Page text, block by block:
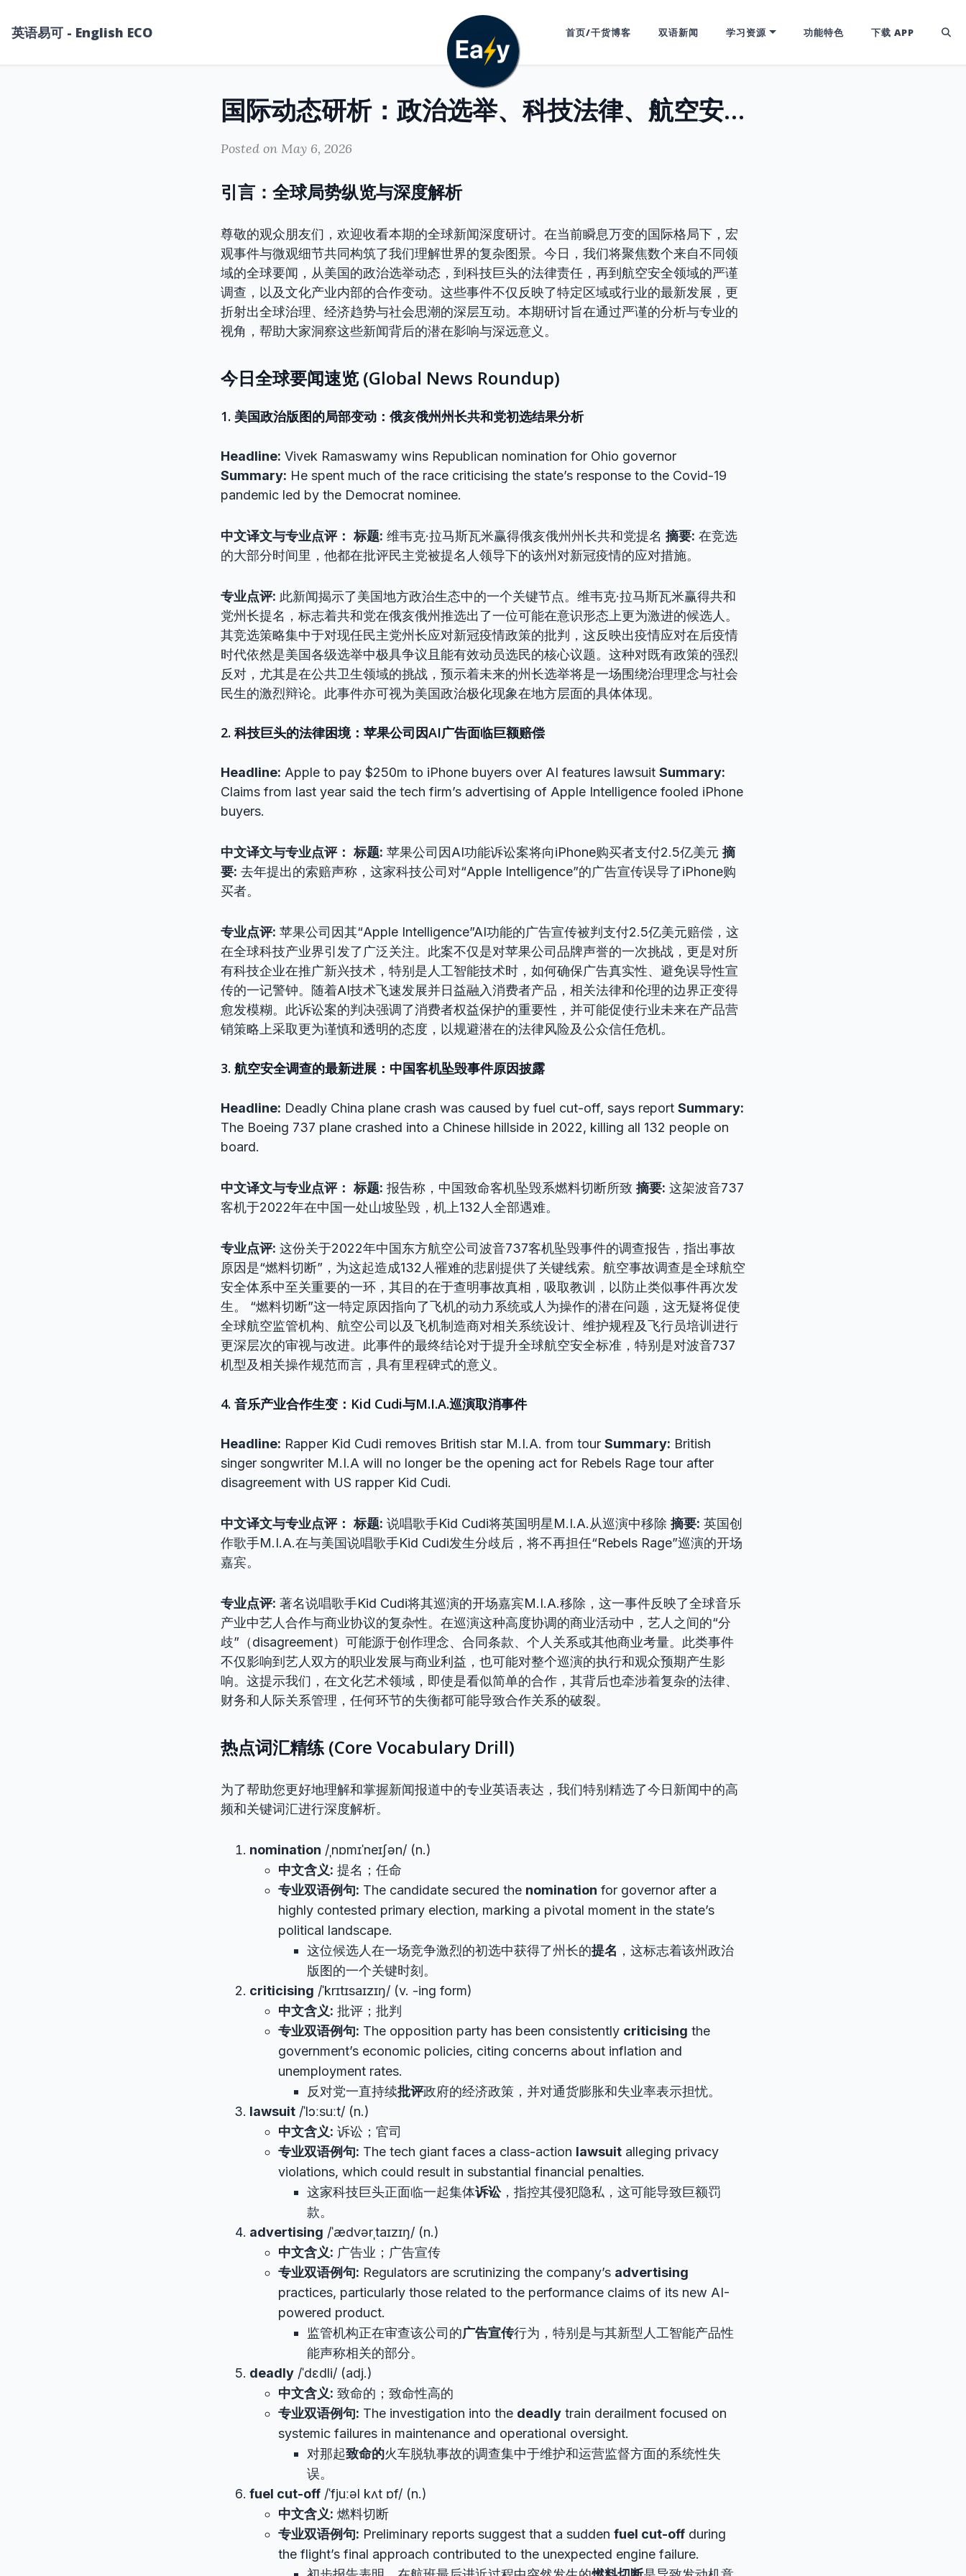
英语易可 - English ECO 首页/干货博客 双语新闻 学习资源 功能特色 下载 APP
国际动态研析：政治选举、科技法律、航空安全与文化产业焦点透视
Posted on May 6, 2026
引言：全球局势纵览与深度解析
尊敬的观众朋友们，欢迎收看本期的全球新闻深度研讨。在当前瞬息万变的国际格局下，宏
观事件与微观细节共同构筑了我们理解世界的复杂图景。今日，我们将聚焦数个来自不同领
域的全球要闻，从美国的政治选举动态，到科技巨头的法律责任，再到航空安全领域的严谨
调查，以及文化产业内部的合作变动。这些事件不仅反映了特定区域或行业的最新发展，更
折射出全球治理、经济趋势与社会思潮的深层互动。本期研讨旨在通过严谨的分析与专业的
视角，帮助大家洞察这些新闻背后的潜在影响与深远意义。
今日全球要闻速览 (Global News Roundup)
1. 美国政治版图的局部变动：俄亥俄州州长共和党初选结果分析
Headline: Vivek Ramaswamy wins Republican nomination for Ohio governor
Summary: He spent much of the race criticising the state’s response to the Covid-19
pandemic led by the Democrat nominee.
中文译文与专业点评： 标题: 维韦克·拉马斯瓦米赢得俄亥俄州州长共和党提名 摘要: 在竞选
的大部分时间里，他都在批评民主党被提名人领导下的该州对新冠疫情的应对措施。
专业点评: 此新闻揭示了美国地方政治生态中的一个关键节点。维韦克·拉马斯瓦米赢得共和
党州长提名，标志着共和党在俄亥俄州推选出了一位可能在意识形态上更为激进的候选人。
其竞选策略集中于对现任民主党州长应对新冠疫情政策的批判，这反映出疫情应对在后疫情
时代依然是美国各级选举中极具争议且能有效动员选民的核心议题。这种对既有政策的强烈
反对，尤其是在公共卫生领域的挑战，预示着未来的州长选举将是一场围绕治理理念与社会
民生的激烈辩论。此事件亦可视为美国政治极化现象在地方层面的具体体现。
2. 科技巨头的法律困境：苹果公司因AI广告面临巨额赔偿
Headline: Apple to pay $250m to iPhone buyers over AI features lawsuit Summary:
Claims from last year said the tech firm’s advertising of Apple Intelligence fooled iPhone
buyers.
中文译文与专业点评： 标题: 苹果公司因AI功能诉讼案将向iPhone购买者支付2.5亿美元 摘
要: 去年提出的索赔声称，这家科技公司对“Apple Intelligence”的广告宣传误导了iPhone购
买者。
专业点评: 苹果公司因其“Apple Intelligence”AI功能的广告宣传被判支付2.5亿美元赔偿，这
在全球科技产业界引发了广泛关注。此案不仅是对苹果公司品牌声誉的一次挑战，更是对所
有科技企业在推广新兴技术，特别是人工智能技术时，如何确保广告真实性、避免误导性宣
传的一记警钟。随着AI技术飞速发展并日益融入消费者产品，相关法律和伦理的边界正变得
愈发模糊。此诉讼案的判决强调了消费者权益保护的重要性，并可能促使行业未来在产品营
销策略上采取更为谨慎和透明的态度，以规避潜在的法律风险及公众信任危机。
3. 航空安全调查的最新进展：中国客机坠毁事件原因披露
Headline: Deadly China plane crash was caused by fuel cut-off, says report Summary:
The Boeing 737 plane crashed into a Chinese hillside in 2022, killing all 132 people on
board.
中文译文与专业点评： 标题: 报告称，中国致命客机坠毁系燃料切断所致 摘要: 这架波音737
客机于2022年在中国一处山坡坠毁，机上132人全部遇难。
专业点评: 这份关于2022年中国东方航空公司波音737客机坠毁事件的调查报告，指出事故
原因是“燃料切断”，为这起造成132人罹难的悲剧提供了关键线索。航空事故调查是全球航空
安全体系中至关重要的一环，其目的在于查明事故真相，吸取教训，以防止类似事件再次发
生。 “燃料切断”这一特定原因指向了飞机的动力系统或人为操作的潜在问题，这无疑将促使
全球航空监管机构、航空公司以及飞机制造商对相关系统设计、维护规程及飞行员培训进行
更深层次的审视与改进。此事件的最终结论对于提升全球航空安全标准，特别是对波音737
机型及相关操作规范而言，具有里程碑式的意义。
4. 音乐产业合作生变：Kid Cudi与M.I.A.巡演取消事件
Headline: Rapper Kid Cudi removes British star M.I.A. from tour Summary: British
singer songwriter M.I.A will no longer be the opening act for Rebels Rage tour after
disagreement with US rapper Kid Cudi.
中文译文与专业点评： 标题: 说唱歌手Kid Cudi将英国明星M.I.A.从巡演中移除 摘要: 英国创
作歌手M.I.A.在与美国说唱歌手Kid Cudi发生分歧后，将不再担任“Rebels Rage”巡演的开场
嘉宾。
专业点评: 著名说唱歌手Kid Cudi将其巡演的开场嘉宾M.I.A.移除，这一事件反映了全球音乐
产业中艺人合作与商业协议的复杂性。在巡演这种高度协调的商业活动中，艺人之间的“分
歧”（disagreement）可能源于创作理念、合同条款、个人关系或其他商业考量。此类事件
不仅影响到艺人双方的职业发展与商业利益，也可能对整个巡演的执行和观众预期产生影
响。这提示我们，在文化艺术领域，即使是看似简单的合作，其背后也牵涉着复杂的法律、
财务和人际关系管理，任何环节的失衡都可能导致合作关系的破裂。
热点词汇精练 (Core Vocabulary Drill)
为了帮助您更好地理解和掌握新闻报道中的专业英语表达，我们特别精选了今日新闻中的高
频和关键词汇进行深度解析。
nomination /ˌnɒmɪˈneɪʃən/ (n.)
中文含义: 提名；任命
专业双语例句: The candidate secured the nomination for governor after a
highly contested primary election, marking a pivotal moment in the state’s
political landscape.
这位候选人在一场竞争激烈的初选中获得了州长的提名 ，这标志着该州政治
版图的一个关键时刻。
criticising /ˈkrɪtɪsaɪzɪŋ/ (v. -ing form)
中文含义: 批评；批判
专业双语例句: The opposition party has been consistently criticising the
government’s economic policies, citing concerns about inflation and
unemployment rates.
反对党一直持续批评政府的经济政策，并对通货膨胀和失业率表示担忧。
lawsuit /ˈlɔːsuːt/ (n.)
中文含义: 诉讼；官司
专业双语例句: The tech giant faces a class-action lawsuit alleging privacy
violations, which could result in substantial financial penalties.
这家科技巨头正面临一起集体诉讼，指控其侵犯隐私，这可能导致巨额罚
款。
advertising /ˈædvərˌtaɪzɪŋ/ (n.)
中文含义: 广告业；广告宣传
专业双语例句: Regulators are scrutinizing the company’s advertising
practices, particularly those related to the performance claims of its new AI-
powered product.
监管机构正在审查该公司的广告宣传行为，特别是与其新型人工智能产品性
能声称相关的部分。
deadly /ˈdɛdli/ (adj.)
中文含义: 致命的；致命性高的
专业双语例句: The investigation into the deadly train derailment focused on
systemic failures in maintenance and operational oversight.
对那起致命的火车脱轨事故的调查集中于维护和运营监督方面的系统性失
误。
fuel cut-off /ˈfjuːəl kʌt ɒf/ (n.)
中文含义: 燃料切断
专业双语例句: Preliminary reports suggest that a sudden fuel cut-off during
the flight’s final approach contributed to the unexpected engine failure.